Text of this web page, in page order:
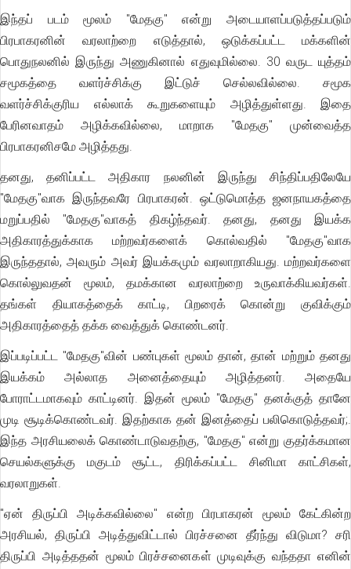
இந்தப் படம் மூலம் "மேதகு" என்று அடையாளப்படுத்தப்படும்
பிரபாகரனின் வரலாற்றை எடுத்தால், ஒடுக்கப்பட்ட மக்களின்
பொதுநலனில் இருந்து அணுகினால் எதுவுமில்லை. 30 வருட யுத்தம்
சமூகத்தை வளர்ச்சிக்கு இட்டுச் செல்லவில்லை. சமூக
வளர்ச்சிக்குரிய எல்லாக் கூறுகளையும் அழித்துள்ளது. இதை
பேரினவாதம் அழிக்கவில்லை, மாறாக "மேதகு" முன்வைத்த
பிரபாகரனிசமே அழித்தது.
தனது, தனிப்பட்ட அதிகார நலனின் இருந்து சிந்திப்பதிலேயே
"மேதகு"வாக இருந்தவரே பிரபாகரன். ஒட்டுமொத்த ஜனநாயகத்தை
மறுப்பதில் "மேதகு"வாகத் திகழ்ந்தவர். தனது, தனது இயக்க
அதிகாரத்துக்காக மற்றவர்களைக் கொல்வதில் "மேதகு"வாக
இருந்ததால், அவரும் அவர் இயக்கமும் வரலாறாகியது. மற்றவர்களை
கொல்லுவதன் மூலம், தமக்கான வரலாற்றை உருவாக்கியவர்கள்.
தங்கள் தியாகத்தைக் காட்டி, பிறரைக் கொன்று குவிக்கும்
அதிகாரத்தைத் தக்க வைத்துக் கொண்டனர்.
இப்படிப்பட்ட "மேதகு"வின் பண்புகள் மூலம் தான், தான் மற்றும் தனது
இயக்கம் அல்லாத அனைத்தையும் அழித்தனர். அதையே
போராட்டமாகவும் காட்டினர். இதன் மூலம் "மேதகு" தனக்குத் தானே
முடி சூடிக்கொண்டவர். இதற்காக தன் இனத்தைப் பலிகொடுத்தவர்;.
இந்த அரசியலைக் கொண்டாடுவதற்கு, "மேதகு" என்று குதர்க்கமான
செயல்களுக்கு மகுடம் சூட்ட, திரிக்கப்பட்ட சினிமா காட்சிகள்,
வரலாறுகள்.
"ஏன் திருப்பி அடிக்கவில்லை" என்ற பிரபாகரன் மூலம் கேட்கின்ற
அரசியல், திருப்பி அடித்துவிட்டால் பிரச்சனை தீர்ந்து விடுமா? சரி
திருப்பி அடித்ததன் மூலம் பிரச்சனைகள் முடிவுக்கு வந்ததா எனின்